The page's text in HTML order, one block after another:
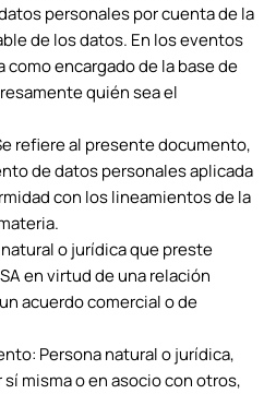
personales por cuenta de la
de los datos. En los eventos
como encargado de la base de
quién sea el
refiere al presente documento,
de datos personales aplicada
con los lineamientos de la
o jurídica que preste
en virtud de una relación
acuerdo comercial o de
Persona natural o jurídica,
misma o en asocio con otros,